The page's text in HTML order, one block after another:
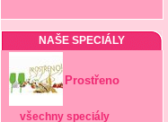
NAŠE SPECIÁLY
Prostřeno
všechny speciály